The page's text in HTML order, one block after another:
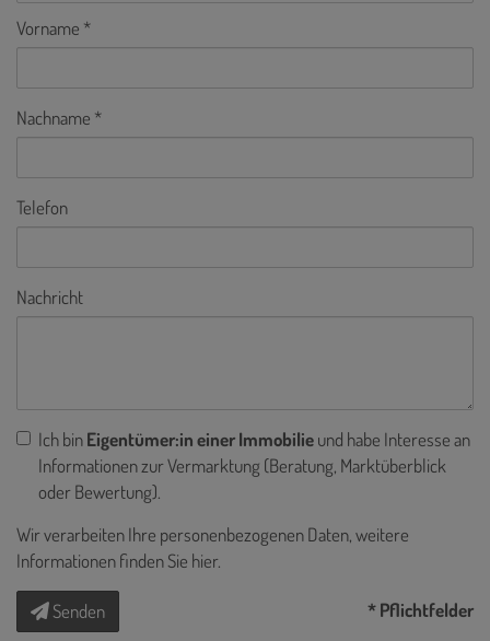
Vorname
Nachname
Telefon
Nachricht
Ich binEigentümer:in einer Immobilieund habe Interesse an
Informationen zur Vermarktung (Beratung, Marktüberblick
oder Bewertung).
Wir verarbeiten Ihre personenbezogenen Daten, weitere
Informationen finden Sie hier.
Senden * Pflichtfelder